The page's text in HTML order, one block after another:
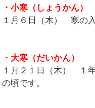
・小寒（しょうかん）
１月６日（木） 寒の
・大寒（だいかん）
１月２１日（木） １
の頃です。